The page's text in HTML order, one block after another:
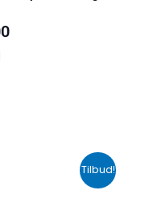
Tilbud!
oprindelige
Den
aktuelle